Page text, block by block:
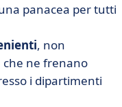
panacea per tutti
, non
ne frenano
i dipartimenti